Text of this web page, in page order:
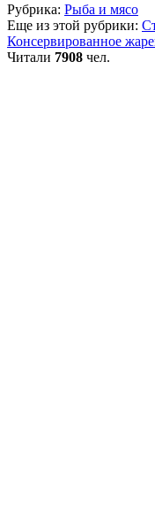
Рубрика: Рыба и мясо
Еще из этой рубрики:
Консервированное
Читали 7908 чел.